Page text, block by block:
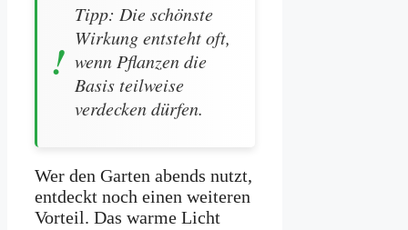
Tipp: Die schönste
Wirkung entsteht oft,
wenn Pflanzen die
Basis teilweise
verdecken dürfen.
Wer den Garten abends nutzt,
entdeckt noch einen weiteren
Vorteil. Das warme Licht